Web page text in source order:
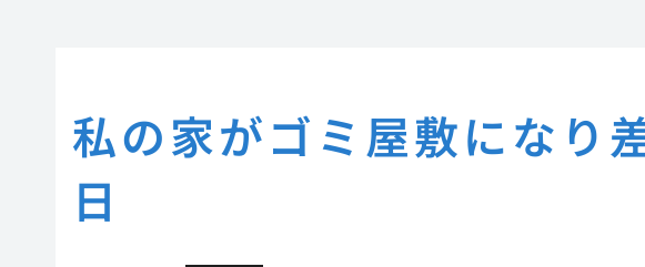
私の家がゴミ屋敷になり
日